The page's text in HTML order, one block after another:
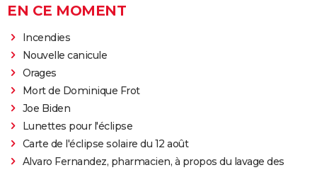
EN CE MOMENT
Incendies
Nouvelle canicule
Orages
Mort de Dominique Frot
Joe Biden
Lunettes pour l'éclipse
Carte de l'éclipse solaire du 12 août
Alvaro Fernandez, pharmacien, à propos du lavage des